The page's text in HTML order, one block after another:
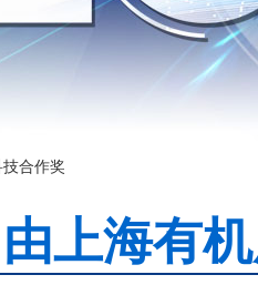
合作奖
由上海有